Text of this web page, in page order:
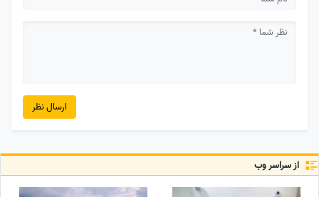
ارسال نظر
از سراسر وب